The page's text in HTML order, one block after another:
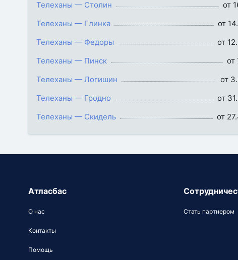
Телеханы — Столин
от
Телеханы — Глинка
от
Телеханы — Федоры
от
Телеханы — Пинск
от
Телеханы — Логишин
от
Телеханы — Гродно
от
Телеханы — Скидель
от
Атласбас
О нас
Контакты
Помощь
Стать партнером